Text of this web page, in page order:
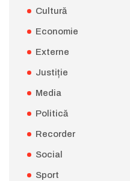
Cultură
Economie
Externe
Justiție
Media
Politică
Recorder
Social
Sport